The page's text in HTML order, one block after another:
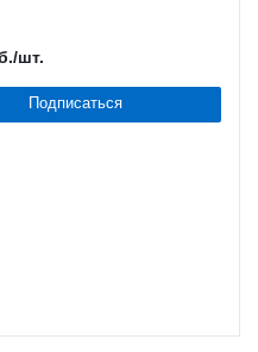
/шт.
Подписаться